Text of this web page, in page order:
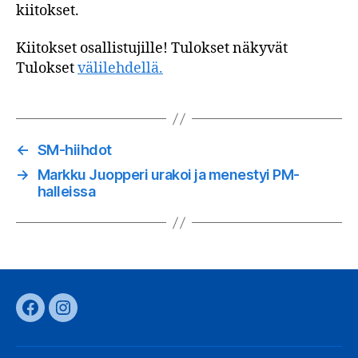
kiitokset.
Kiitokset osallistujille! Tulokset näkyvät
Tuloksetvälilehdellä.
← SM-hiihdot
→
Markku Juopperi urakoi ja menestyi PM-
halleissa
FacebookInstagram